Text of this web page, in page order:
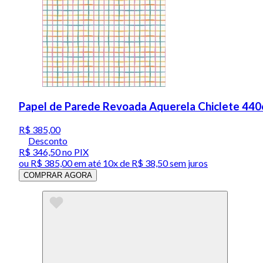
Papel de Parede Revoada Aquerela Chiclete
R$ 385,00
Desconto
R$ 346,50no PIX
ou R$ 385,00em até 10x de R$ 38,50 sem juros
COMPRAR AGORA